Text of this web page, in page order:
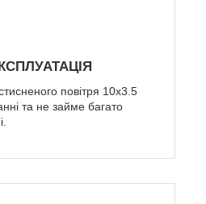
повітря 10х3.5
та не займе багато